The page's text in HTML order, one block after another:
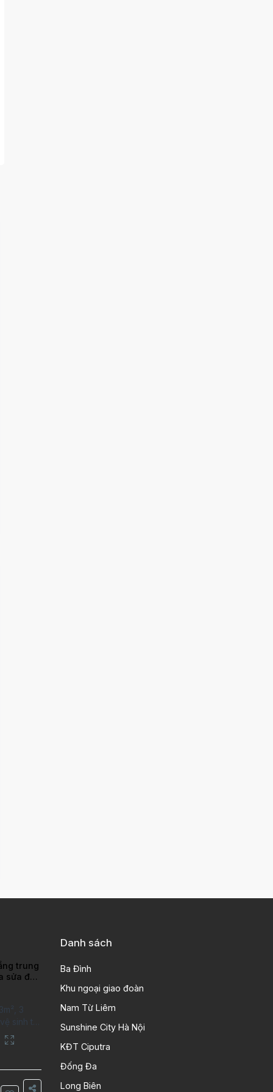
trung
sửa đẹp
3
sinh tại
Hanoi
Căn
chất
gỗ, bếp
gian
Danh sách
Ba Đình
Khu ngoại giao đoàn
Nam Từ Liêm
Sunshine City Hà Nội
KĐT Ciputra
Đống Đa
Long Biên